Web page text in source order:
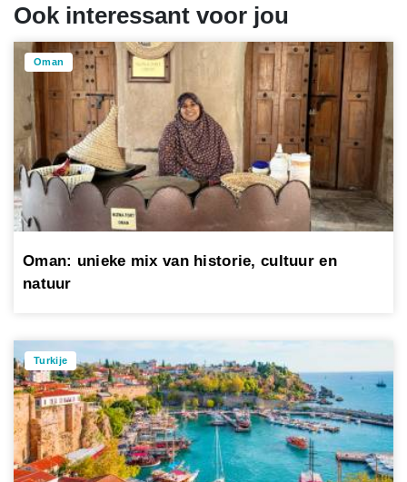
Ook interessant voor jou
Oman
Oman: unieke mix van historie, cultuur en
natuur
Turkije